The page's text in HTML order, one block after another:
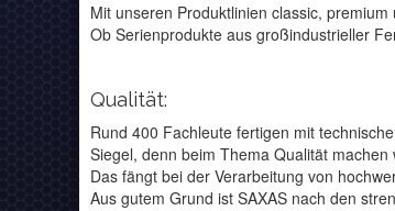
Mit unseren Produktlinien classic,
Ob Serienprodukte aus großindustrieller
Qualität:
Rund 400 Fachleute fertigen mit
Siegel, denn beim Thema Qualität machen
Das fängt bei der Verarbeitung von
Aus gutem Grund ist SAXAS nach den